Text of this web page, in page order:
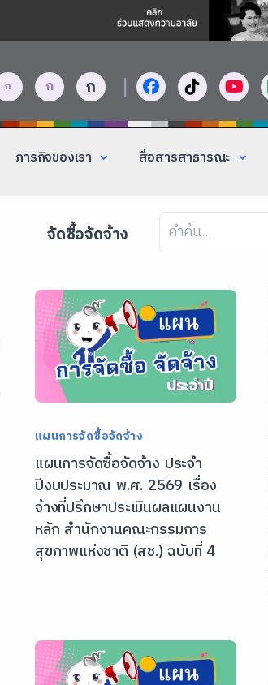
ก ก ก |
ภารกิจของเรา สื่อสารสาธารณะ
จัดซื้อจัดจ้าง
แผนการจัดซื้อจัดจ้าง
แผนการจัดซื้อจัดจ้าง ประจํา
ปีงบประมาณ พ.ศ. 2569 เรื่อง
จ้างที่ปรึกษาประเมินผลแผนงาน
หลัก สำนักงานคณะกรรมการ
สุขภาพแห่งชาติ (สช.) ฉบับที่ 4